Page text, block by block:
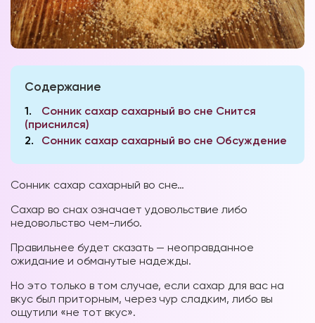
Содержание
1
Сонник сахар сахарный во сне Снится
(приснился)
2
Сонник сахар сахарный во сне Обсуждение
Сонник сахар сахарный во сне…
Сахар во снах означает удовольствие либо
недовольство чем-либо.
Правильнее будет сказать — неоправданное
ожидание и обманутые надежды.
Но это только в том случае, если сахар для вас на
вкус был приторным, через чур сладким, либо вы
ощутили «не тот вкус».